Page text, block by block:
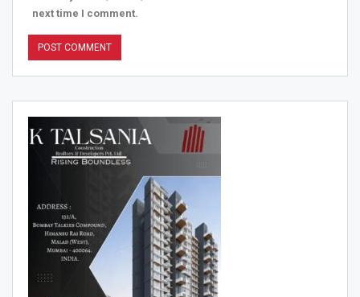
next time I comment.